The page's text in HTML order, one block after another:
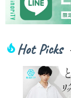
local_fire_department Hot Picks